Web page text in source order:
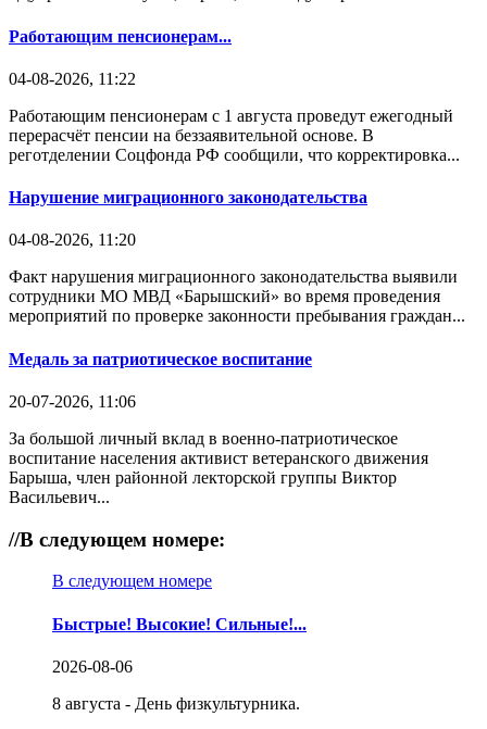
Работающим пенсионерам...
04-08-2026, 11:22
Работающим пенсионерам с 1 августа проведут ежегодный
перерасчёт пенсии на беззаявительной основе. В
реготделении Соцфонда РФ сообщили, что корректировка...
Нарушение миграционного законодательства
04-08-2026, 11:20
Факт нарушения миграционного законодательства выявили
сотрудники МО МВД «Барышский» во время проведения
мероприятий по проверке законности пребывания граждан...
Медаль за патриотическое воспитание
20-07-2026, 11:06
За большой личный вклад в военно-патриотическое
воспитание населения активист ветеранского движения
Барыша, член районной лекторской группы Виктор
Васильевич...
//В следующем номере:
В следующем номере
Быстрые! Высокие! Сильные!...
2026-08-06
8 августа - День физкультурника.